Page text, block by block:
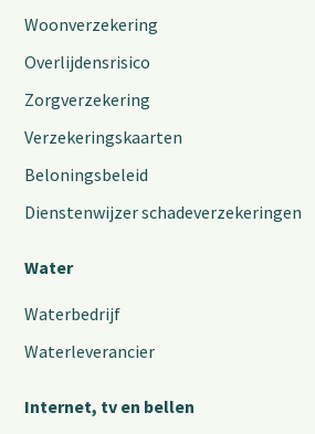
Woonverzekering
Overlijdensrisico
Zorgverzekering
Verzekeringskaarten
Beloningsbeleid
Dienstenwijzer schadeverzekeringen
Water
Waterbedrijf
Waterleverancier
Internet, tv en bellen